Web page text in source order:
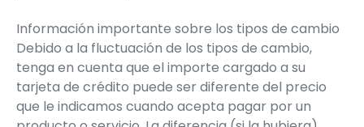
Información importante sobre los tipos de cambio
Debido a la fluctuación de los tipos de cambio,
tenga en cuenta que el importe cargado a su
tarjeta de crédito puede ser diferente del precio
que le indicamos cuando acepta pagar por un